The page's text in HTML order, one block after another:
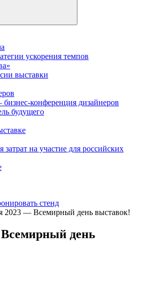
ускорения темпов
выставки
конференция дизайнеров
будущего
затрат на участие для российских
стенд
2023 — Всемирный день выставок!
день